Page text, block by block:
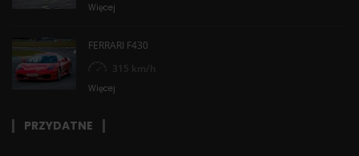
Więcej
FERRARI F430
315 km/h
Więcej
PRZYDATNE